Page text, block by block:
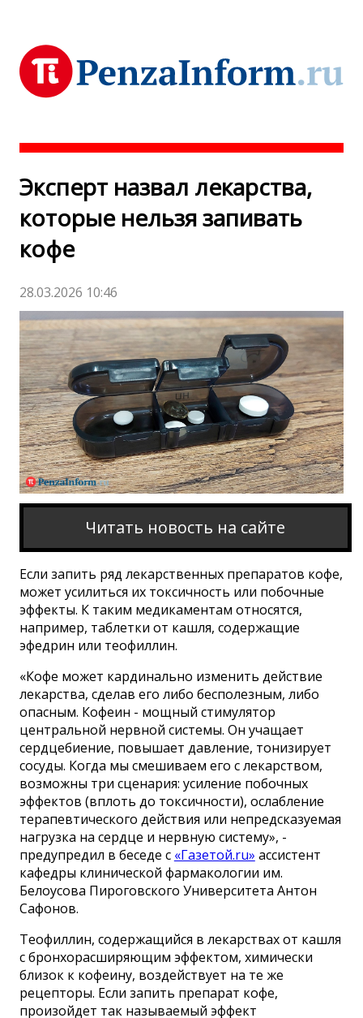
Эксперт назвал лекарства,
которые нельзя запивать
кофе
28.03.2026 10:46
Читать новость на сайте
Если запить ряд лекарственных препаратов кофе,
может усилиться их токсичность или побочные
эффекты. К таким медикаментам относятся,
например, таблетки от кашля, содержащие
эфедрин или теофиллин.
«Кофе может кардинально изменить действие
лекарства, сделав его либо бесполезным, либо
опасным. Кофеин - мощный стимулятор
центральной нервной системы. Он учащает
сердцебиение, повышает давление, тонизирует
сосуды. Когда мы смешиваем его с лекарством,
возможны три сценария: усиление побочных
эффектов (вплоть до токсичности), ослабление
терапевтического действия или непредсказуемая
нагрузка на сердце и нервную систему», -
предупредил в беседе с «Газетой.ru» ассистент
кафедры клинической фармакологии им.
Белоусова Пироговского Университета Антон
Сафонов.
Теофиллин, содержащийся в лекарствах от кашля
с бронхорасширяющим эффектом, химически
близок к кофеину, воздействует на те же
рецепторы. Если запить препарат кофе,
произойдет так называемый эффект